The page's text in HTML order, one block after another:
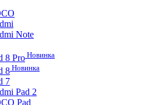
Note
8 Pro Новинка
8 Новинка
7
Pad 2
Pad